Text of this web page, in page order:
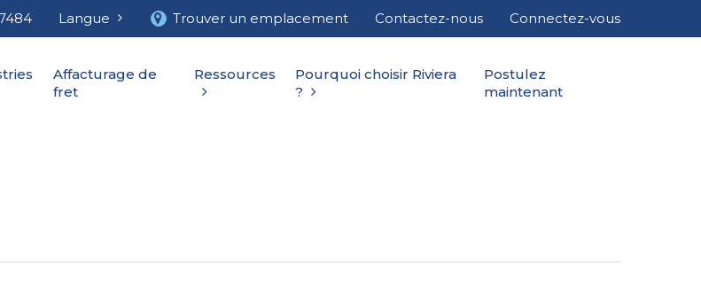
Langue Trouver un emplacement Contactez-nous Connectez-vous
Affacturage de
fret
Ressources
Pourquoi choisir Riviera
?
Postulez
maintenant